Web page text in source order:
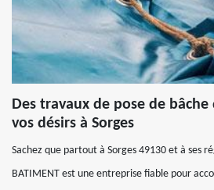
Des travaux de pose de
vos désirs à Sorges
Sachez que partout à Sorges 49130 et à ses
BATIMENT est une entreprise fiable pour